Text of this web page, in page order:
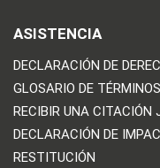
ASISTENCIA
DECLARACIÓN DE
GLOSARIO DE
RECIBIR UNA CITACIÓN
DECLARACIÓN DE
RESTITUCIÓN